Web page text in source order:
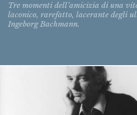
Tre momenti dell’amicizia di una
laconico, rarefatto, lacerante degli
Ingeborg Bachmann.